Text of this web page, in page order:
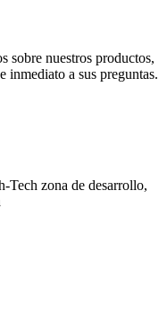
sobre nuestros productos,
inmediato a sus preguntas.
Tech zona de desarrollo,